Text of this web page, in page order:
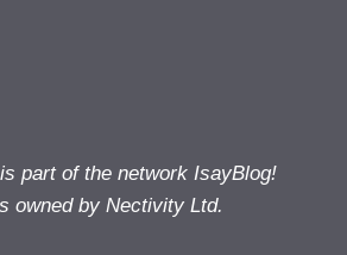
part of the network IsayBlog!
owned by Nectivity Ltd.